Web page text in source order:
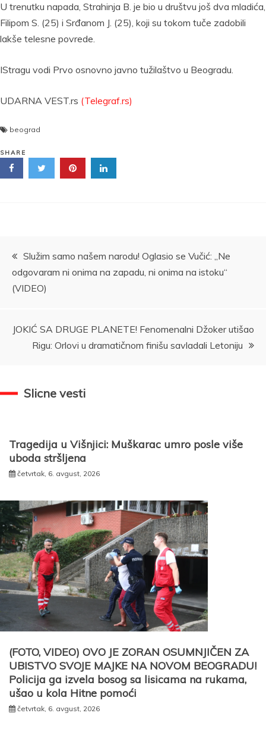
U trenutku napada, Strahinja B. je bio u društvu još dva mladića,
Filipom S. (25) i Srđanom J. (25), koji su tokom tuče zadobili
lakše telesne povrede.
IStragu vodi Prvo osnovno javno tužilaštvo u Beogradu.
UDARNA VEST.rs (Telegraf.rs)
beograd
SHARE
Kretanje
članka
Služim samo našem narodu! Oglasio se Vučić: „Ne
odgovaram ni onima na zapadu, ni onima na istoku“
(VIDEO)
JOKIĆ SA DRUGE PLANETE! Fenomenalni Džoker utišao
Rigu: Orlovi u dramatičnom finišu savladali Letoniju
Slicne vesti
Tragedija u Višnjici: Muškarac umro posle više
uboda stršljena
četvrtak, 6. avgust, 2026
(FOTO, VIDEO) OVO JE ZORAN OSUMNJIČEN ZA
UBISTVO SVOJE MAJKE NA NOVOM BEOGRADU!
Policija ga izvela bosog sa lisicama na rukama,
ušao u kola Hitne pomoći
četvrtak, 6. avgust, 2026